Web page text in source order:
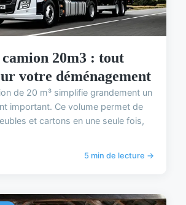
20m3 : tout
votre déménagement
de 20 m³ simplifie grandement un
important. Ce volume permet de
et cartons en une seule fois,
5 min de lecture →